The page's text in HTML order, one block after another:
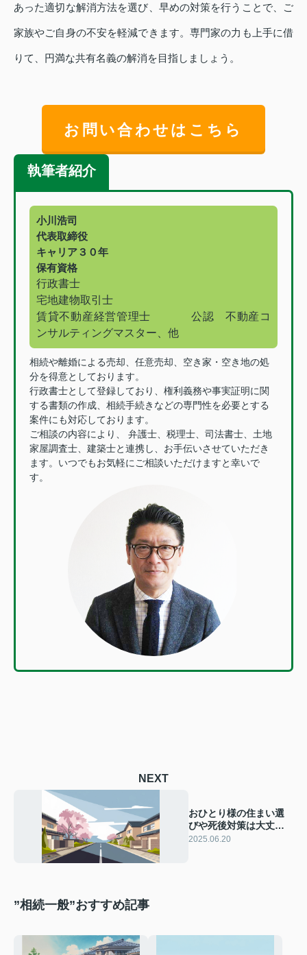
あった適切な解消方法を選び、早めの対策を行うことで、ご
家族やご自身の不安を軽減できます。専門家の力も上手に借
りて、円満な共有名義の解消を目指しましょう。
お問い合わせはこちら
執筆者紹介
小川浩司
代表取締役
キャリア３０年
保有資格
行政書士
宅地建物取引士
賃貸不動産経営管理士
公認 不動産コ
ンサルティングマスター、他
相続や離婚による売却、任意売却、空き家・空き地の処
分を得意としております。
行政書士として登録しており、権利義務や事実証明に関
する書類の作成、相続手続きなどの専門性を必要とする
案件にも対応しております。
ご相談の内容により、 弁護士、税理士、司法書士、土地
家屋調査士、建築士と連携し、お手伝いさせていただき
ます。いつでもお気軽にご相談いただけますと幸いで
す。
NEXT
おひとり様の住まい選
びや死後対策は大丈
夫？見守り契約と死後
2025.06.20
”相続一般”おすすめ記事